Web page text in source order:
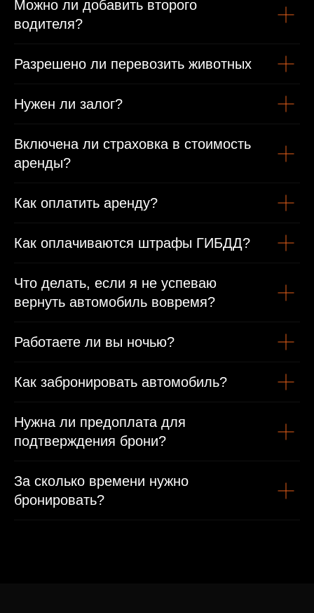
Можно ли добавить второго
водителя?
Разрешено ли перевозить животных
Нужен ли залог?
Включена ли страховка в стоимость
аренды?
Как оплатить аренду?
Как оплачиваются штрафы ГИБДД?
Что делать, если я не успеваю
вернуть автомобиль вовремя?
Работаете ли вы ночью?
Как забронировать автомобиль?
Нужна ли предоплата для
подтверждения брони?
За сколько времени нужно
бронировать?